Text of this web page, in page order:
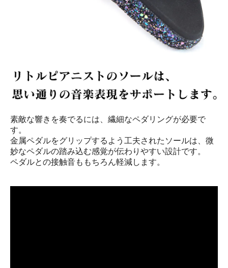
素敵な響きを奏でるには、繊細なペダリングが必要で
す。
金属ペダルをグリップするよう工夫されたソールは、微
妙なペダルの踏み込む感覚が伝わりやすい設計です。
ペダルとの接触音ももちろん軽減します。